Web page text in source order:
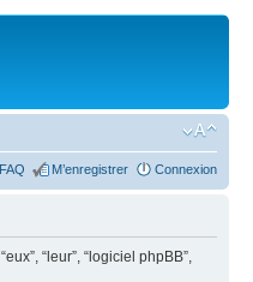
FAQ M’enregistrer Connexion
“leur”, “logiciel phpBB”,